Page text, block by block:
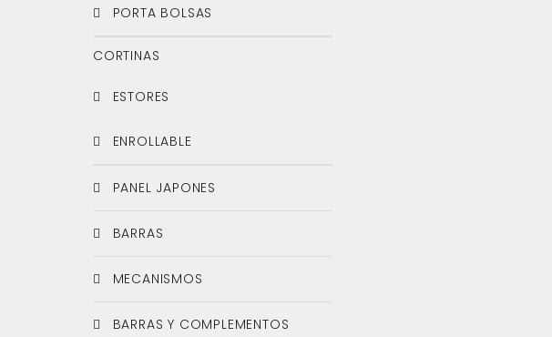
PORTA BOLSAS
CORTINAS
ESTORES
ENROLLABLE
PANEL JAPONES
BARRAS
MECANISMOS
BARRAS Y COMPLEMENTOS